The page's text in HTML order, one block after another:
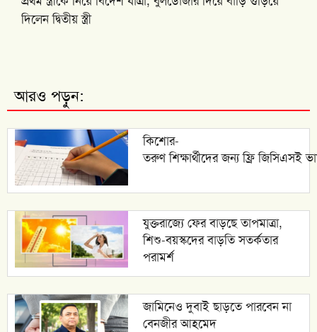
দিলেন দ্বিতীয় স্ত্রী
আরও পড়ুন:
কিশোর-
তরুণ শিক্ষার্থীদের জন্য ফ্রি জিসিএসই
যুক্তরাজ্যে ফের বাড়ছে তাপমাত্রা,
শিশু-বয়স্কদের বাড়তি সতর্কতার
পরামর্শ
জামিনেও দুবাই ছাড়তে পারবেন না
বেনজীর আহমেদ